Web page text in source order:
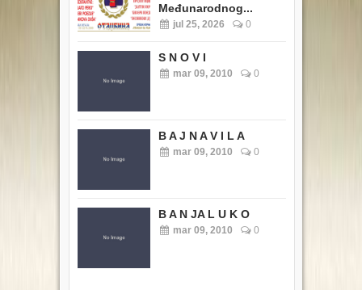
Međunarodnog...
jul 25, 2026 0
S N O V I
mar 09, 2010 0
B A J N A V I L A
mar 09, 2010 0
B A N JA L U K O
mar 09, 2010 0